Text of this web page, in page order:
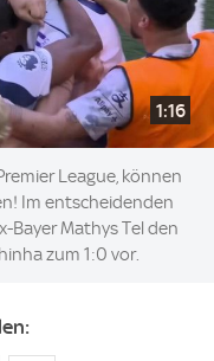
1:16
League, können
Im entscheidenden
Bayer Mathys Tel den
zum 1:0 vor.